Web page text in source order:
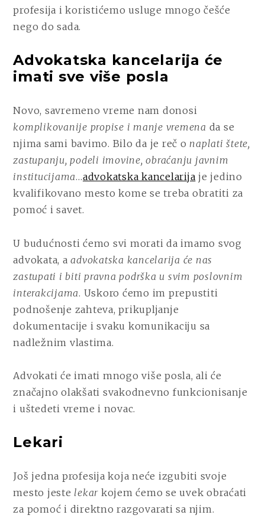
profesija i koristićemo usluge mnogo češće
nego do sada.
Advokatska kancelarija će
imati sve više posla
Novo, savremeno vreme nam donosi
komplikovanije propise i manje vremena da se
njima sami bavimo. Bilo da je reč o naplati štete,
zastupanju, podeli imovine, obraćanju javnim
institucijama…advokatska kancelarija je jedino
kvalifikovano mesto kome se treba obratiti za
pomoć i savet.
U budućnosti ćemo svi morati da imamo svog
advokata, aadvokatska kancelarija će nas
zastupati i biti pravna podrška u svim poslovnim
interakcijama. Uskoro ćemo im prepustiti
podnošenje zahteva, prikupljanje
dokumentacije i svaku komunikaciju sa
nadležnim vlastima.
Advokati će imati mnogo više posla, ali će
značajno olakšati svakodnevno funkcionisanje
i uštedeti vreme i novac.
Lekari
Još jedna profesija koja neće izgubiti svoje
mesto jeste lekar kojem ćemo se uvek obraćati
za pomoć i direktno razgovarati sa njim.